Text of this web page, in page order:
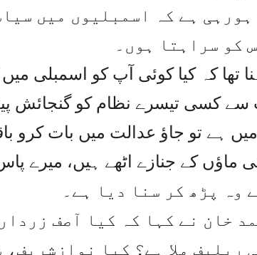
ہورہی ہے کہ اسمبلیوں میں
کو سراہتا ہوں۔
تھا کہ کیا کوئی آپ کو اسمبلی میں
سے کسی تیسرے نظام کو گنجائش
ہے تو جاؤ عدالت میں بات کرو
وہ پڑھ کر سنا دیا ہے۔
خان نے کہا کہ کیا آصف
ریلیف ملا ہے؟ کیا